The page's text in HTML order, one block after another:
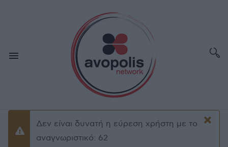
×
Προειδοποίσηση
Δεν είναι δυνατή η εύρεση χρήστη με το
αναγνωριστικό: 62